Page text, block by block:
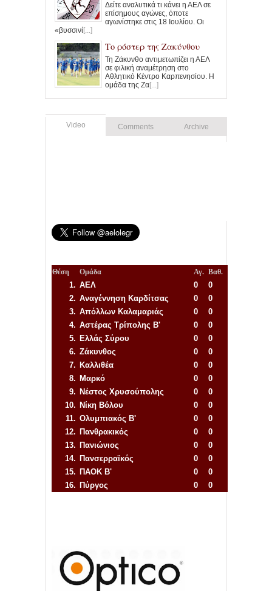
Δείτε αναλυτικά τι κάνει η ΑΕΛ σε
επίσημους αγώνες, όποτε
αγωνίστηκε στις 18 Ιουλίου. Οι
«βυσσινί [...]
Το ρόστερ της Ζακύνθου
Τη Ζάκυνθο αντιμετωπίζει η ΑΕΛ
σε φιλική αναμέτρηση στο
Αθλητικό Κέντρο Καρπενησίου. Η
ομάδα της Ζα[...]
Video Comments Archive
Θέση Ομάδα Αγ. Βαθ.
1. ΑΕΛ 0
0
2. Αναγέννηση Καρδίτσας 0
0
3. Απόλλων Καλαμαριάς 0
0
4. Αστέρας Τρίπολης Β' 0
0
5. Ελλάς Σύρου 0
0
6. Ζάκυνθος 0
0
7. Καλλιθέα 0
0
8. Μαρκό 0
0
9. Νέστος Χρυσούπολης 0
0
10. Νίκη Βόλου 0
0
11. Ολυμπιακός Β' 0
0
12. Πανθρακικός 0
0
13. Πανιώνιος 0
0
14. Πανσερραϊκός 0
0
15. ΠΑΟΚ Β' 0
0
16. Πύργος 0
0